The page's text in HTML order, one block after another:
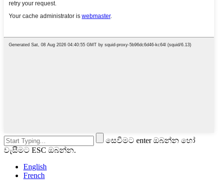
සෙවීමට enter ඔබන්න හෝ
වැසීමට ESC ඔබන්න.
English
French